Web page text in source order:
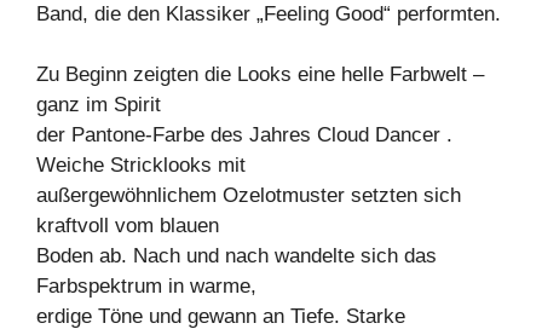
Band, die den Klassiker „Feeling Good“ performten.
Zu Beginn zeigten die Looks eine helle Farbwelt –
ganz im Spirit
der Pantone-Farbe des Jahres Cloud Dancer .
Weiche Stricklooks mit
außergewöhnlichem Ozelotmuster setzten sich
kraftvoll vom blauen
Boden ab. Nach und nach wandelte sich das
Farbspektrum in warme,
erdige Töne und gewann an Tiefe. Starke